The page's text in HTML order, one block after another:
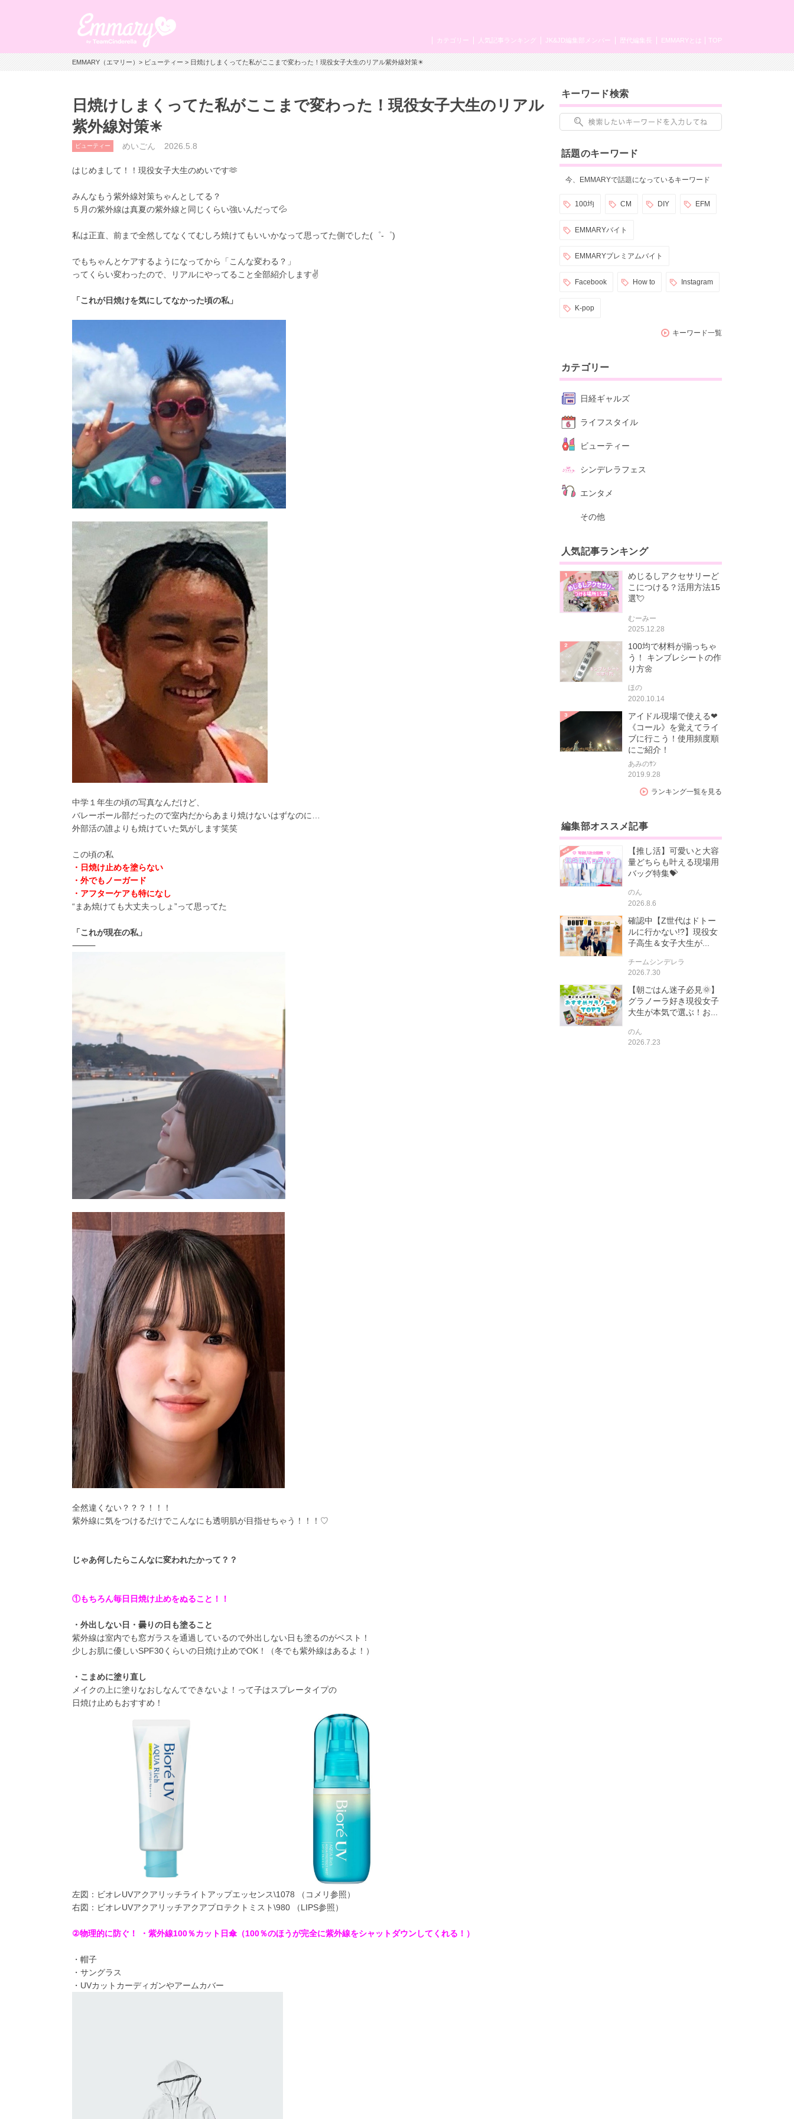
TOP
EMMARYとは
歴代編集長
JK&JD編集部メンバー
人気記事ランキング
カテゴリー
EMMARY（エマリー）>ビューティー> 日焼けしまくってた私がここまで変わった！現役女子大生のリアル紫外線対策☀
日焼けしまくってた私がここまで変わった！現役女子大生のリアル
紫外線対策☀
ビューティー めいごん 2026.5.8
はじめまして！！現役女子大生のめいです🫶
みんなもう紫外線対策ちゃんとしてる？
５月の紫外線は真夏の紫外線と同じくらい強いんだって💦
私は正直、前まで全然してなくてむしろ焼けてもいいかなって思ってた側でした(゜-゜)
でもちゃんとケアするようになってから「こんな変わる？」
ってくらい変わったので、リアルにやってること全部紹介します✌️
「これが日焼けを気にしてなかった頃の私」
中学１年生の頃の写真なんだけど、
バレーボール部だったので室内だからあまり焼けないはずなのに…
外部活の誰よりも焼けていた気がします笑笑
この頃の私
・日焼け止めを塗らない
・外でもノーガード
・アフターケアも特になし
“まあ焼けても大丈夫っしょ”って思ってた
「これが現在の私」
⸻
全然違くない？？？！！！
紫外線に気をつけるだけでこんなにも透明肌が目指せちゃう！！！♡
じゃあ何したらこんなに変われたかって？？
①もちろん毎日日焼け止めをぬること！！
・外出しない日・曇りの日も塗ること
紫外線は室内でも窓ガラスを通過しているので外出しない日も塗るのがベスト！
少しお肌に優しいSPF30くらいの日焼け止めでOK！（冬でも紫外線はあるよ！）
・こまめに塗り直し
メイクの上に塗りなおしなんてできないよ！って子はスプレータイプの
日焼け止めもおすすめ！
左図：ビオレUVアクアリッチライトアップエッセンス\1078 （コメリ参照）
右図：ビオレUVアクアリッチアクアプロテクトミスト\980 （LIPS参照）
②物理的に防ぐ！ ・紫外線100％カット日傘（100％のほうが完全に紫外線をシャットダウンしてくれる！）
・帽子
・サングラス
・UVカットカーディガンやアームカバー
キーワード検索
話題のキーワード
今、EMMARYで話題になっているキーワード
100均 CM DIY EFM
EMMARYバイト
EMMARYプレミアムバイト
Facebook How to Instagram
K-pop
キーワード一覧
カテゴリー
日経ギャルズ
ライフスタイル
ビューティー
シンデレラフェス
エンタメ
その他
人気記事ランキング
めじるしアクセサリーど
こにつける？活用方法15
選💘
むーみー
2025.12.28
100均で材料が揃っちゃ
う！ キンブレシートの作
り方🌼
ほの
2020.10.14
アイドル現場で使える❤
《コール》を覚えてライ
ブに行こう！使用頻度順
にご紹介！
あみのｻﾝ
2019.9.28
ランキング一覧を見る
編集部オススメ記事
【推し活】可愛いと大容
量どちらも叶える現場用
バッグ特集💝
のん
2026.8.6
確認中【Z世代はドトー
ルに行かない!?】現役女
子高生＆女子大生が...
チームシンデレラ
2026.7.30
【朝ごはん迷子必見🌞】
グラノーラ好き現役女子
大生が本気で選ぶ！お...
のん
2026.7.23